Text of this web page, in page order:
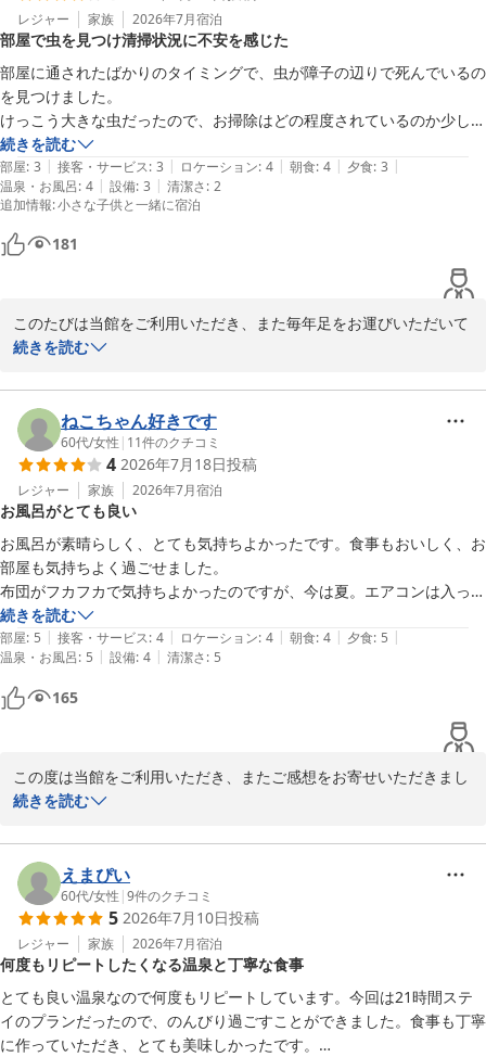
特に岩風呂では、熱湯・普通湯・ぬる湯とお好みに合わせて湯巡り
をお楽しみいただき、川のせせらぎを聞きながらゆったりとお過ご
しいただけたご様子が伝わり、私どもも大変嬉しく思っておりま
す。内湯や露天風呂も含め、温泉を存分にご堪能いただけたことは
何よりでございます。
また、お料理やスタッフの接客につきましてもお褒めのお言葉をい
ただき、誠にありがとうございます。いただいたお言葉は調理スタ
ッフ・接客スタッフ一同の大きな励みとなります。
これからも歴史ある湯宿ならではの趣と、清潔で快適な空間づく
ぜひまたお疲れを癒しにお越しくださいませ。再びお会いできます
日を、スタッフ一同心よりお待ち申し上げております。
川浦温泉 山県館
2026-07-21
レジャー 家族 2026年7月宿泊
部屋で虫を見つけ清掃状況に不安を感じた
部屋に通されたばかりのタイミングで、虫が障子の辺りで死んでいるの
を見つけました。
けっこう大きな虫だったので、お掃除はどの程度されているのか少し不
安に感じました。
それ以外は毎年伺っていますが、特に不便なく過ごさせて頂きました。
続きを読む
部屋: 3 | 接客・サービス: 3 | ロケーション: 4 | 朝食: 4 | 夕食: 3 |
温泉・お風呂: 4 | 設備: 3 | 清潔さ: 2
追加情報:小さな子供と一緒に宿泊
181
このたびは当館をご利用いただき、また毎年足をお運びいただいて
おりますこと、心より御礼申し上げます。
しかしながら、お部屋へご案内した直後に虫の死骸が残っており、
ご不快な思いと清掃へのご不安をお掛けしましたこと、深くお詫び
申し上げます。本来であれば、お客様を気持ちよくお迎えすべきと
ころ、このようなことがあり誠に申し訳ございませんでした。
自然に囲まれた環境のため、虫が入り込んでしまうこともございま
すが、だからこそ最終点検をより徹底し、お客様に安心してお過ご
しいただけるよう清掃・確認体制の強化に努めてまいります。
そのような中でも、「それ以外は毎年伺っていますが、特に不便な
く過ごさせて頂きました」とのお言葉をいただき、変わらぬご愛顧
に心より感謝申し上げます。
次回お越しいただく際には、より快適にお過ごしいただけるようス
タッフ一同努めてまいります。またのお帰りを心よりお待ちしてお
川浦温泉 山県館
続きを読む
ねこちゃん好きです
60代/女性 | 11件のクチコミ
4 2026年7月18日投稿
レジャー 家族 2026年7月宿泊
お風呂がとても良い
お風呂が素晴らしく、とても気持ちよかったです。食事もおいしく、お
部屋も気持ちよく過ごせました。
布団がフカフカで気持ちよかったのですが、今は夏。エアコンは入って
いますが、布団を掛けると暑くて眠れず、掛けないと冷えてしまい…。
肌掛け布団のような薄いものが良いと思います。
続きを読む
部屋: 5 | 接客・サービス: 4 | ロケーション: 4 | 朝食: 4 | 夕食: 5 |
温泉・お風呂: 5 | 設備: 4 | 清潔さ: 5
165
この度は当館をご利用いただき、またご感想をお寄せいただきまし
て誠にありがとうございます。
温泉を「とても気持ちよかった」とお褒めいただき、大変嬉しく拝
読いたしました。また、お食事やお部屋、お布団の寝心地にもご満
足いただけたとのこと、何よりでございます。
一方で、夏場のお布団につきましては、ご不便をおかけし申し訳ご
ざいませんでした。掛けると暑く、掛けないと冷えてしまうという
ご意見、そして肌掛け布団についての貴重なご提案をありがとうご
ざいます。今後、より快適にお休みいただけるよう、備品や寝具の
見直しの参考とさせていただきます。
続きを読む
えまぴい
60代/女性 |9件のクチコミ
5 2026年7月10日投稿
レジャー 家族 2026年7月宿泊
何度もリピートしたくなる温泉と丁寧な食事
とても良い温泉なので何度もリピートしています。今回は21時間ステ
イのプランだったので、のんびり過ごすことができました。食事も丁寧
に作っていただき、とても美味しかったです。